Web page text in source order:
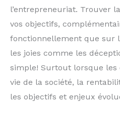
l’entrepreneuriat. Trouver
vos objectifs,
fonctionnellement que sur
les joies comme les
simple! Surtout lorsque les
vie de la société, la
les objectifs et enjeux